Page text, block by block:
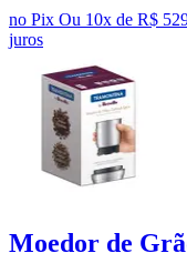
no Pix Ou 10x de R$
juros
Moedor de